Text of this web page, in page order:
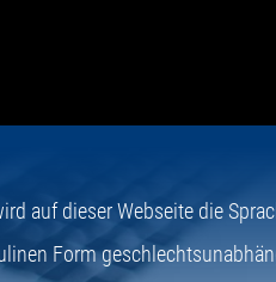
auf dieser Webseite die
Form